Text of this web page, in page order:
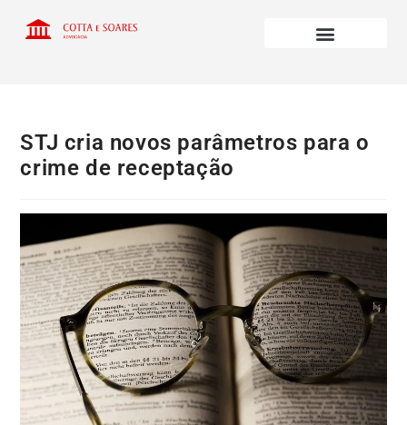
STJ cria novos parâmetros para o
crime de receptação